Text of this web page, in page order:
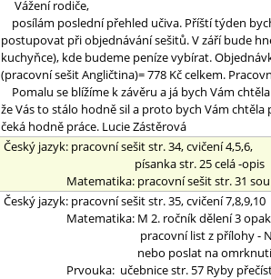
Vážení rodiče,
posílám poslední přehled učiva. Příští týden
postupovat při objednávání sešitů. V září bude
kuchyňce), kde budeme peníze vybírat.
(pracovní sešit Angličtina)= 778 Kč celkem.
Pomalu se blížíme k závěru a já bych Vám
že Vás to stálo hodně sil a proto bych Vám
čeká hodně práce. Lucie Zástěrová
Český jazyk: pracovní sešit str. 34, cvičení 4,5,6,
písanka str. 25 celá -opis
Matematika: pracovní sešit str. 31
Český jazyk: pracovní sešit str. 35, cvičení 7,8,9,10
Matematika: M 2. ročník dělení 3
pracovní list z přílohy - Násobení a
nebo poslat na
Prvouka: učebnice str. 57 Ryby přečíst +